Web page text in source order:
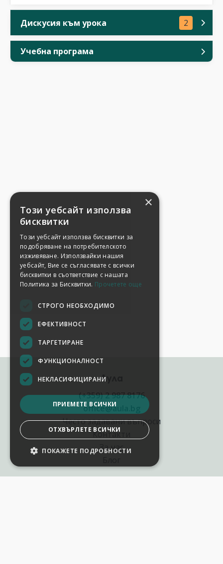
Дискусия към урока 2
Учебна програма
Аула
(+359) 2 987 8176
office@aula.bg
Често задавани въпроси
Контакти
За нас
×
Този уебсайт използва
бисквитки
Този уебсайт използва бисквитки за
подобряване на потребителското
изживяване. Използвайки нашия
уебсайт, Вие се съгласявате с всички
бисквитки в съответствие с нашата
Политика за Бисквитки. Прочетете още
СТРОГО НЕОБХОДИМО
ЕФЕКТИВНОСТ
ТАРГЕТИРАНЕ
ФУНКЦИОНАЛНОСТ
НЕКЛАСИФИЦИРАНИ
ПРИЕМЕТЕ ВСИЧКИ
ОТХВЪРЛЕТЕ ВСИЧКИ
ПОКАЖЕТЕ ПОДРОБНОСТИ